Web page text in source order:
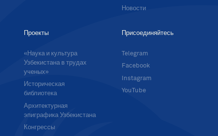
Новости
Проекты
«Наука и культура
Узбекистана в трудах
ученых»
Историческая
библиотека
Архитектурная
эпиграфика Узбекистана
Конгрессы
Присоединяйтесь
Telegram
Facebook
Instagram
YouTube